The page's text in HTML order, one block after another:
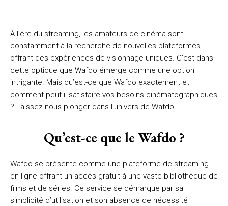
À l’ère du streaming, les amateurs de cinéma sont
constamment à la recherche de nouvelles plateformes
offrant des expériences de visionnage uniques. C’est dans
cette optique que Wafdo émerge comme une option
intrigante. Mais qu’est-ce que Wafdo exactement et
comment peut-il satisfaire vos besoins cinématographiques
? Laissez-nous plonger dans l’univers de Wafdo.
Qu’est-ce que le Wafdo ?
Wafdo se présente comme une plateforme de streaming
en ligne offrant un accès gratuit à une vaste bibliothèque de
films et de séries. Ce service se démarque par sa
simplicité d’utilisation et son absence de nécessité